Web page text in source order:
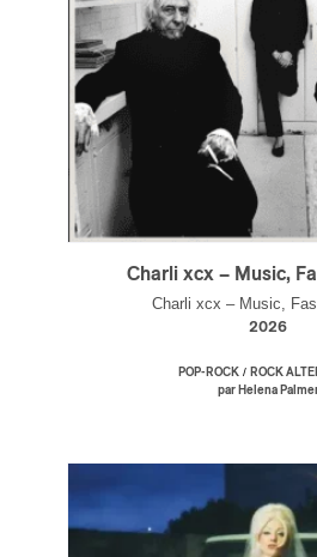
Charli xcx – Music,
Charli xcx – Music,
2026
POP-ROCK / ROCK
par Helena